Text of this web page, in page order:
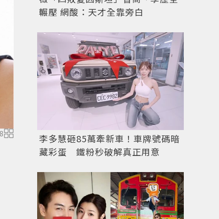
8 圖／擷自微博
輾壓 網酸：天才全靠旁白
李多慧砸85萬牽新車！車牌號碼暗
藏彩蛋 鐵粉秒破解真正用意